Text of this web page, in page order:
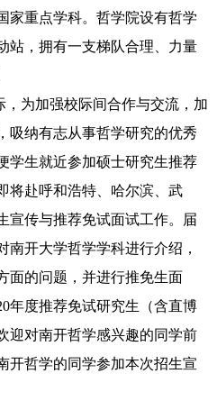
家重点学科。哲学院设有哲学
站，拥有一支梯队合理、力量
为加强校际间合作与交流，加
吸纳有志从事哲学研究的优秀
学生就近参加硕士研究生推荐
将赴呼和浩特、哈尔滨、武
宣传与推荐免试面试工作。届
南开大学哲学学科进行介绍，
面的问题，并进行推免生面
年度推荐免试研究生（含直博
迎对南开哲学感兴趣的同学前
开哲学的同学参加本次招生宣